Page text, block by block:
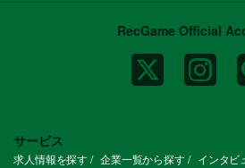
RecGame Official
サービス
求人情報を探す 企業一覧から探す
インタビ